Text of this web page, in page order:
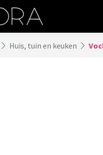
Huis, tuin en keuken